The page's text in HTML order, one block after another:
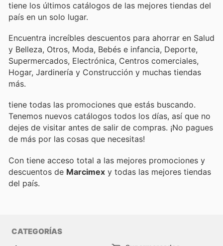
tiene los últimos catálogos de las mejores tiendas del
país en un solo lugar.
Encuentra increíbles descuentos para ahorrar en Salud
y Belleza, Otros, Moda, Bebés e infancia, Deporte,
Supermercados, Electrónica, Centros comerciales,
Hogar, Jardinería y Construcción y muchas tiendas
más.
tiene todas las promociones que estás buscando.
Tenemos nuevos catálogos todos los días, así que no
dejes de visitar antes de salir de compras. ¡No pagues
de más por las cosas que necesitas!
Con tiene acceso total a las mejores promociones y
descuentos de Marcimex y todas las mejores tiendas
del país.
CATEGORÍAS